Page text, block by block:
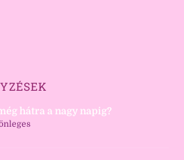
hátra a nagy napig?